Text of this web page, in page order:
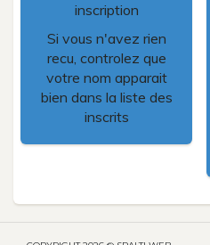
inscription
Si vous n'avez rien
recu, controlez que
votre nom apparait
bien dans la liste des
inscrits